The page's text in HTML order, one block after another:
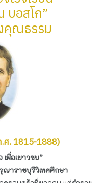
อสโก”
คุณธรรม
. 1815-1888)
พื่อเยาวชน”
ณาราชบุรีวิเทศศึกษา